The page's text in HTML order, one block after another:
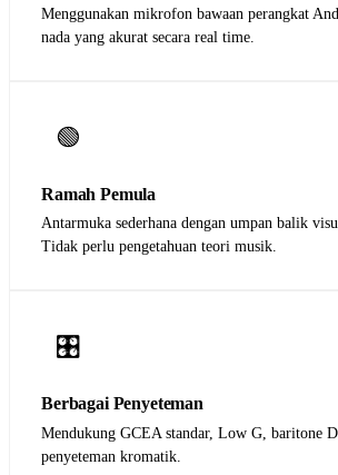
Menggunakan mikrofon bawaan perangkat
nada yang akurat secara real time.
🟢
Ramah Pemula
Antarmuka sederhana dengan umpan balik
Tidak perlu pengetahuan teori musik.
🎛️
Berbagai Penyeteman
Mendukung GCEA standar, Low G, baritone
penyeteman kromatik.